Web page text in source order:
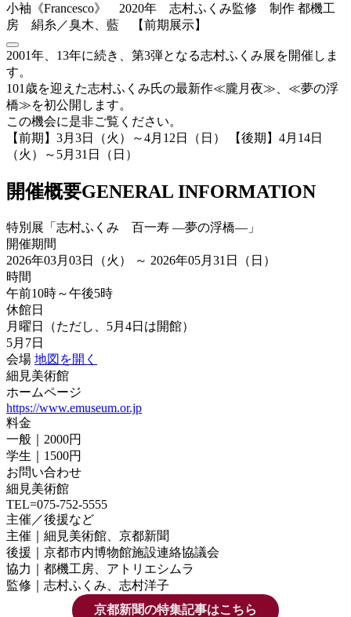
小袖《Francesco》 2020年 志村ふくみ監修 制作 都機工
房 絹糸／臭木、藍 【前期展示】
2001年、13年に続き、第3弾となる志村ふくみ展を開催しま
す。
101歳を迎えた志村ふくみ氏の最新作≪朧月夜≫、≪夢の浮
橋≫を初公開します。
この機会に是非ご覧ください。
【前期】3月3日（火）～4月12日（日） 【後期】4月14日
（火）～5月31日（日）
開催概要GENERAL INFORMATION
特別展「志村ふくみ 百一寿 ―夢の浮橋―」
開催期間
2026年03月03日（火） ～ 2026年05月31日（日）
時間
午前10時～午後5時
休館日
月曜日（ただし、5月4日は開館）
5月7日
会場 地図を開く
細見美術館
ホームページ
https://www.emuseum.or.jp
料金
一般｜2000円
学生｜1500円
お問い合わせ
細見美術館
TEL=075-752-5555
主催／後援など
主催｜細見美術館、京都新聞
後援｜京都市内博物館施設連絡協議会
協力｜都機工房、アトリエシムラ
監修｜志村ふくみ、志村洋子
京都新聞の特集記事はこちら